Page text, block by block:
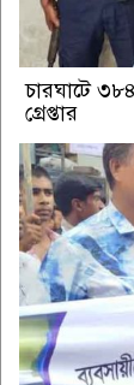
চারঘাটে
গ্রেপ্তার